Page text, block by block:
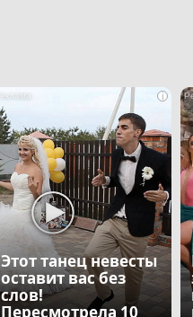
i
Этот танец невесты
оставит вас без
слов!
Пересмотрела 10